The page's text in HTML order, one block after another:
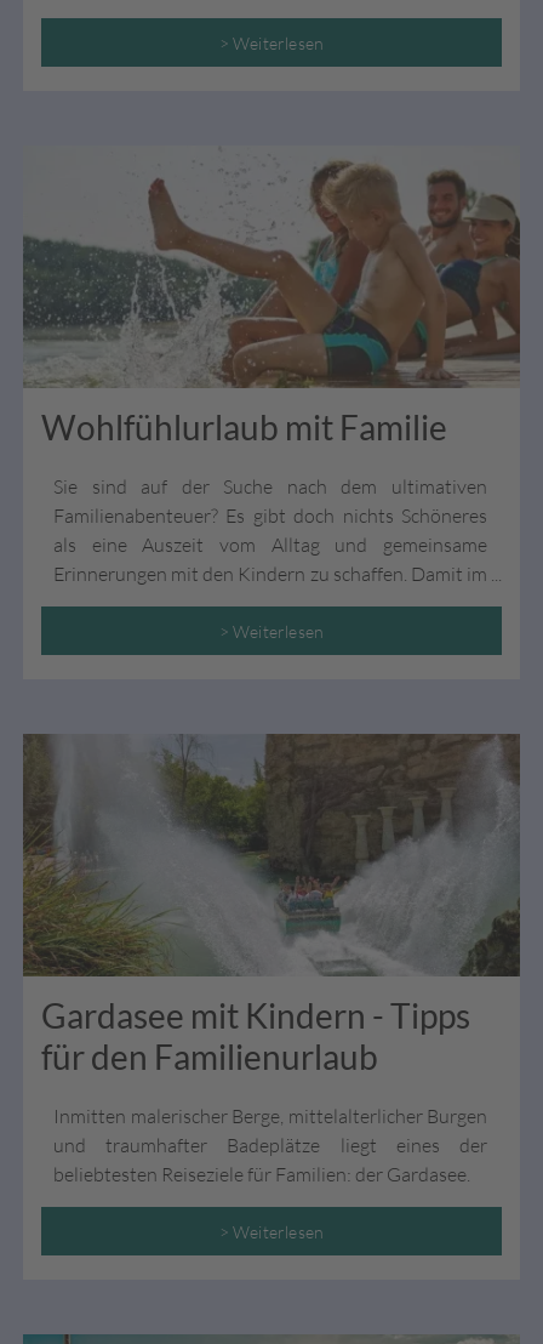
> Weiterlesen
Wohlfühlurlaub mit Familie
Sie sind auf der Suche nach dem ultimativen
Familienabenteuer? Es gibt doch nichts Schöneres
als eine Auszeit vom Alltag und gemeinsame
Erinnerungen mit den Kindern zu schaffen. Damit im
wohlverdienten Urlaub jeder auf seine Kosten
kommt – sowohl die Schützlinge als auch die Eltern,
haben wir hier einige spannende Tipps und
> Weiterlesen
Gardasee mit Kindern - Tipps
für den Familienurlaub
Inmitten malerischer Berge, mittelalterlicher Burgen
und traumhafter Badeplätze liegt eines der
beliebtesten Reiseziele für Familien: der Gardasee.
> Weiterlesen